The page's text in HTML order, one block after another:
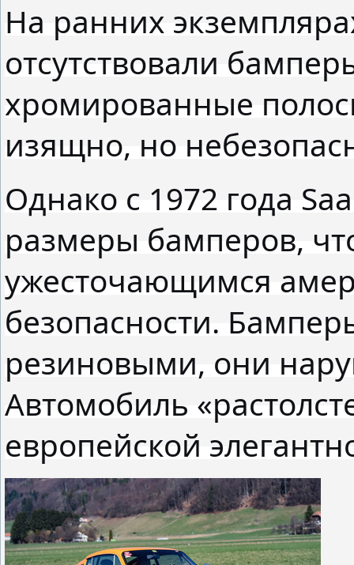
На ранних
отсутствовали
хромированные
изящно, но
Однако с 1972 года
размеры бамперов,
ужесточающимся
безопасности.
резиновыми, они
Автомобиль
европейской